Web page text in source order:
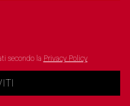
secondo la Privacy Policy